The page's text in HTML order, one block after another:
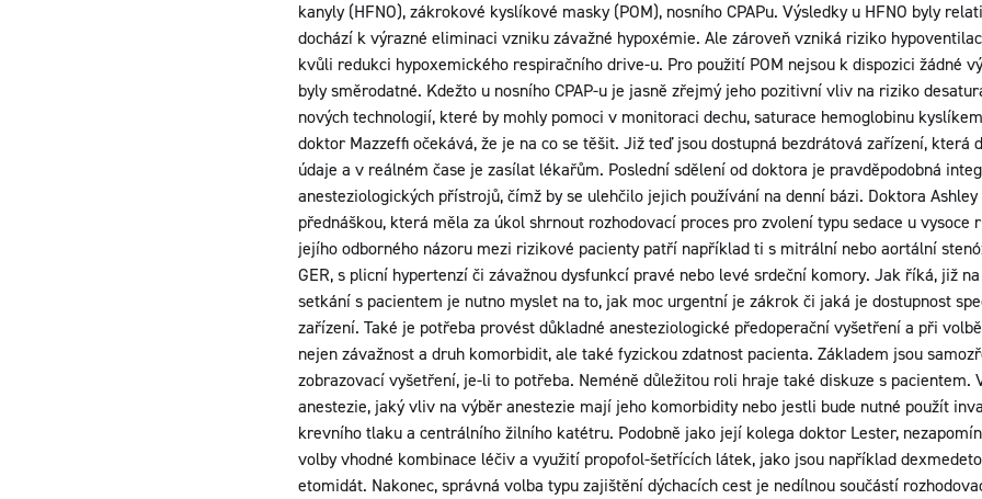
kanyly (HFNO), zákrokové kyslíkové masky (POM), nosního CPAPu. Výsledky u HFNO byly
dochází k výrazné eliminaci vzniku závažné hypoxémie. Ale zároveň vzniká riziko
kvůli redukci hypoxemického respiračního drive-u. Pro použití POM nejsou k dispozici žádné
byly směrodatné. Kdežto u nosního CPAP-u je jasně zřejmý jeho pozitivní vliv na riziko
nových technologií, které by mohly pomoci v monitoraci dechu, saturace hemoglobinu
doktor Mazzeffi očekává, že je na co se těšit. Již teď jsou dostupná bezdrátová zařízení, která
údaje a v reálném čase je zasílat lékařům. Poslední sdělení od doktora je pravděpodobná
anesteziologických přístrojů, čímž by se ulehčilo jejich používání na denní bázi. Doktora
přednáškou, která měla za úkol shrnout rozhodovací proces pro zvolení typu sedace u vysoce
jejího odborného názoru mezi rizikové pacienty patří například ti s mitrální nebo aortální
GER, s plicní hypertenzí či závažnou dysfunkcí pravé nebo levé srdeční komory. Jak říká, již
setkání s pacientem je nutno myslet na to, jak moc urgentní je zákrok či jaká je dostupnost
zařízení. Také je potřeba provést důkladné anesteziologické předoperační vyšetření a při
nejen závažnost a druh komorbidit, ale také fyzickou zdatnost pacienta. Základem jsou
zobrazovací vyšetření, je-li to potřeba. Neméně důležitou roli hraje také diskuze s pacientem.
anestezie, jaký vliv na výběr anestezie mají jeho komorbidity nebo jestli bude nutné použít
krevního tlaku a centrálního žilního katétru. Podobně jako její kolega doktor Lester,
volby vhodné kombinace léčiv a využití propofol-šetřících látek, jako jsou například
etomidát. Nakonec, správná volba typu zajištění dýchacích cest je nedílnou součástí